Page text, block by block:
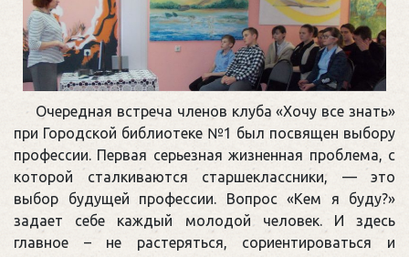
Очередная встреча членов клуба «Хочу все знать»
при Городской библиотеке №1 был посвящен выбору
профессии. Первая серьезная жизненная проблема, с
которой сталкиваются старшеклассники, — это
выбор будущей профессии. Вопрос «Кем я буду?»
задает себе каждый молодой человек. И здесь
главное – не растеряться, сориентироваться и